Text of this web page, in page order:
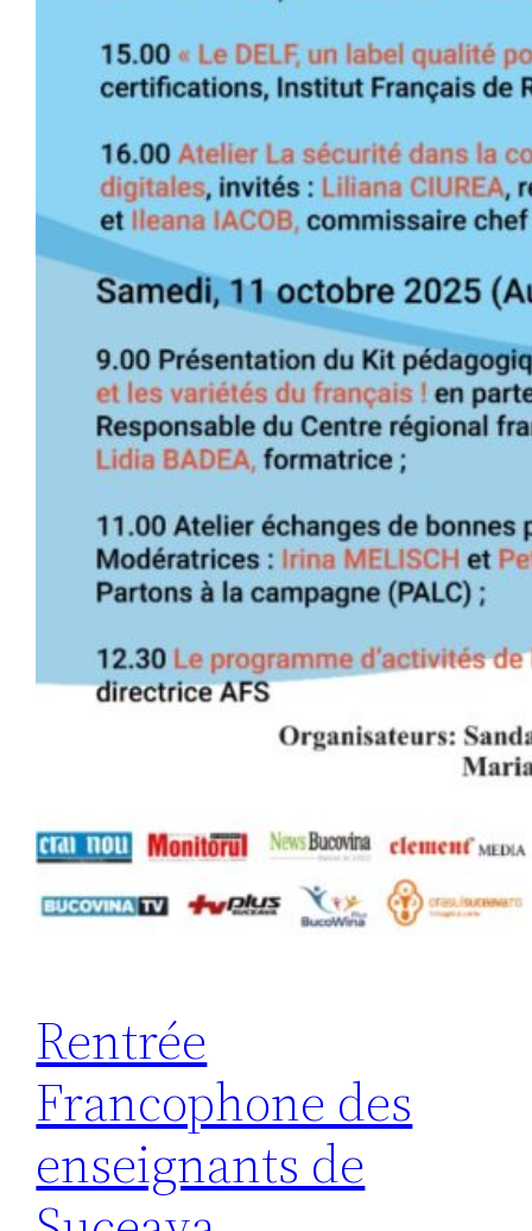
Rentrée
Francophone des
enseignants de